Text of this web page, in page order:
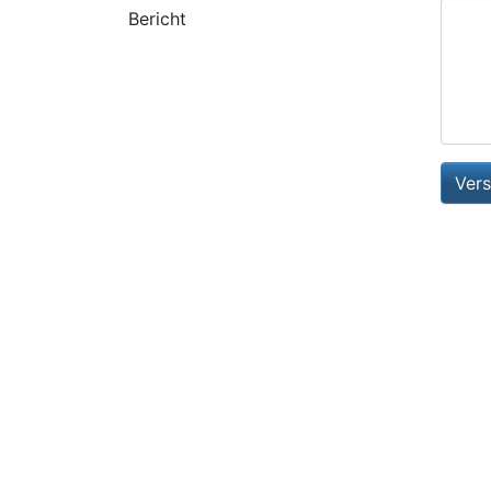
Bericht